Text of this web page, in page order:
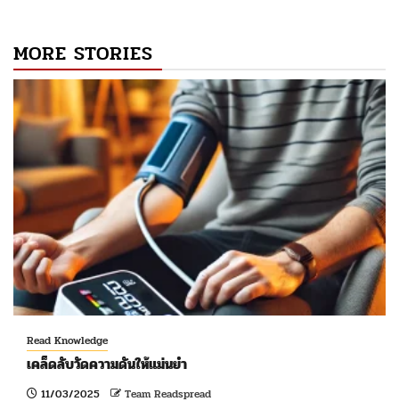
MORE STORIES
Read Knowledge
เคล็ดลับวัดความดันให้แม่นยำ
11/03/2025 Team Readspread